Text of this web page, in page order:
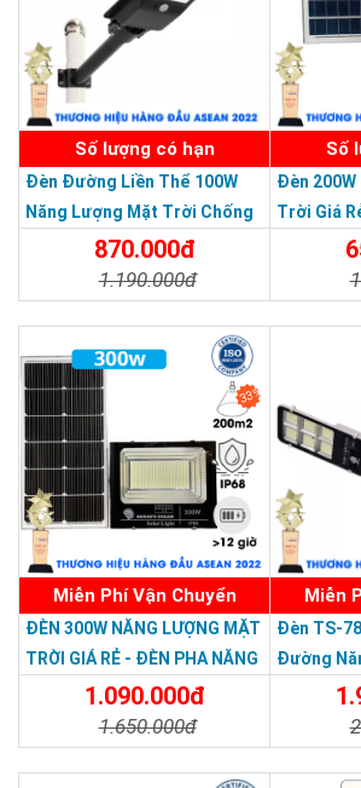
Chế độ bảo hành
Hoàng Quốc Bảo cam kết bảo hành 36
lượng mặt trời
, 1 đổi 1 nếu có bất kỳ lỗi
Số lượng có hạn
Đèn Đường Liền Thể 100W
Năng Lượng Mặt Trời Chống
Nước Giá Rẻ870.000đ
1.190.000đ
Số
Đèn
Trời Giá
33%
Miễn Phí Vận Chuyển
ĐÈN 300W NĂNG LƯỢNG MẶT
TRỜI GIÁ RẺ - ĐÈN PHA NĂNG
LƯỢNG MẶT TRỜI 300W MẪU
1.090.000đ
1.650.000đ
Miễn
Đèn TS-
Đường
300W
Light 300W